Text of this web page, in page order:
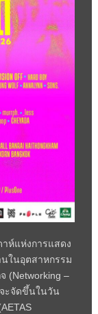
าห์แห่งการแสดง
ในอุตสาหกรรม
(Networking –
ะจัดขึ้นในวัน
AETAS